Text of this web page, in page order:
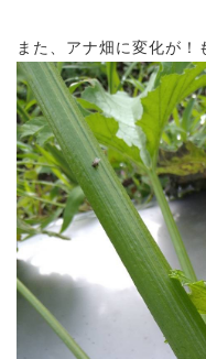
また、アナ畑に変化が！